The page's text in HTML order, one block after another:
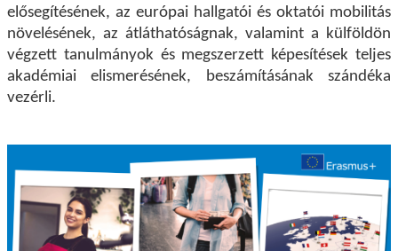
elősegítésének, az európai hallgatói és oktatói mobilitás
növelésének, az átláthatóságnak, valamint a külföldön
végzett tanulmányok és megszerzett képesítések teljes
akadémiai elismerésének, beszámításának szándéka
vezérli.